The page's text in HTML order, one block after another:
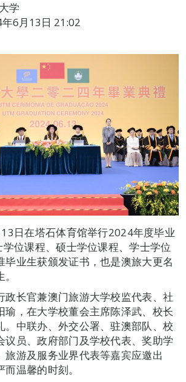
学
6月13日 21:02
日在塔石体育馆举行2024年度毕业
位课程、硕士学位课程、学士学位
毕业生获颁发证书，也是澳旅大更名
政长官兼澳门旅游大学校监代表、社
瑜，在大学校董会主席陈泽武、校长
。中联办、外交公署、驻澳部队、校
议员、政府部门及学校代表、奖助学
旅游及服务业界代表等嘉宾应邀出
温馨的时刻。